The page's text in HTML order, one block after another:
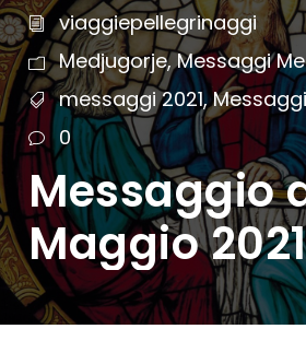
viaggiepellegrinaggi
Medjugorje, Messaggi
messaggi 2021,
0
Messaggio
Maggio 2021